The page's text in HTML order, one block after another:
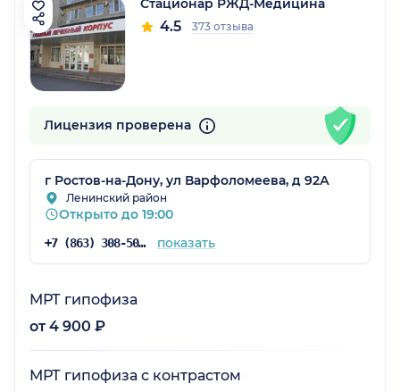
Стационар РЖД-Медицина
4.5 373 отзыва
Лицензия проверена
г Ростов-на-Дону, ул Варфоломеева, д 92А
Ленинский район
Открыто до 19:00
+7 (863) 308-50-43 показать
МРТ гипофиза
от 4 900 ₽
МРТ гипофиза с контрастом